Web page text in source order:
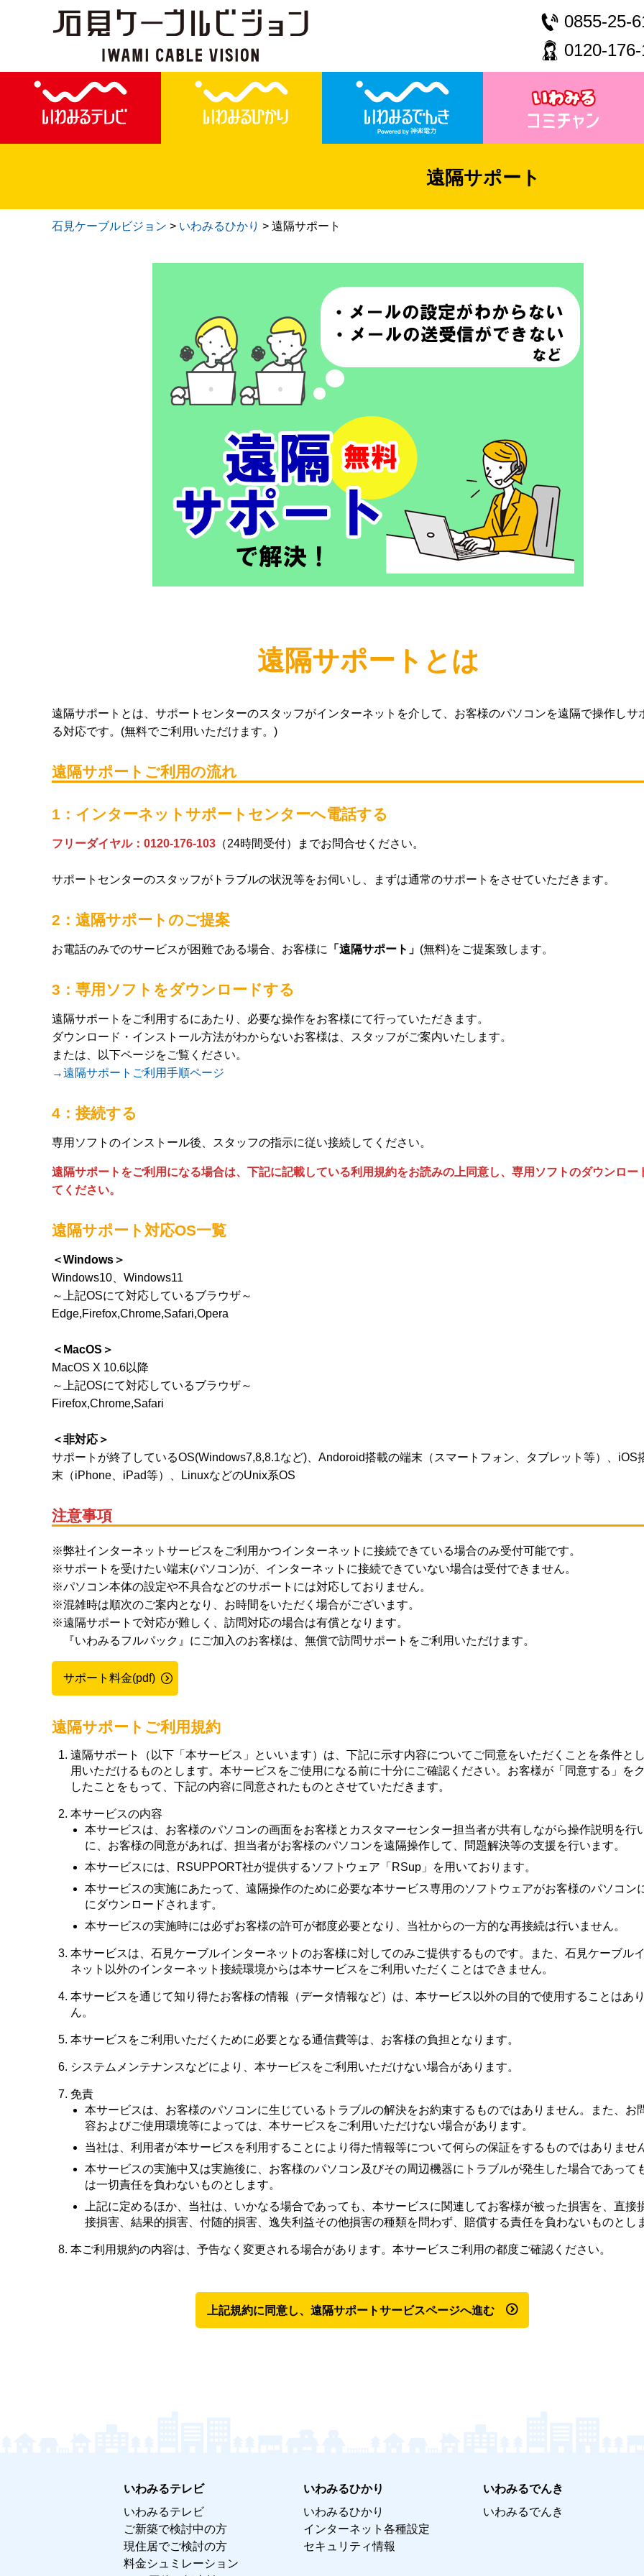
0855-25-
0120-
遠隔サポート
石見ケーブルビジョン > いわみるひかり > 遠隔サポート
遠隔サポートとは
遠隔サポートとは、サポートセンターのスタッフがインターネットを介して、お客様のパソコンを遠隔で操作しサ
る対応です。(無料でご利用いただけます。)
遠隔サポートご利用の流れ
1：インターネットサポートセンターへ電話する
フリーダイヤル：0120-176-103 （24時間受付）までお問合せください。
サポートセンターのスタッフがトラブルの状況等をお伺いし、まずは通常のサポートをさせていただきます。
2：遠隔サポートのご提案
お電話のみでのサービスが困難である場合、お客様に 「遠隔サポート」 (無料)をご提案致します。
3：専用ソフトをダウンロードする
遠隔サポートをご利用するにあたり、必要な操作をお客様にて行っていただきます。
ダウンロード・インストール方法がわからないお客様は、スタッフがご案内いたします。
または、以下ページをご覧ください。
→遠隔サポートご利用手順ページ
4：接続する
専用ソフトのインストール後、スタッフの指示に従い接続してください。
遠隔サポートをご利用になる場合は、下記に記載している利用規約をお読みの上同意し、専用ソフトのダウンロー
てください。
遠隔サポート対応OS一覧
＜Windows＞
Windows10、Windows11
～上記OSにて対応しているブラウザ～
Edge,Firefox,Chrome,Safari,Opera
＜MacOS＞
MacOS X 10.6以降
～上記OSにて対応しているブラウザ～
Firefox,Chrome,Safari
＜非対応＞
サポートが終了しているOS(Windows7,8,8.1など)、Andoroid搭載の端末（スマートフォン、タブレット等）、iOS
末（iPhone、iPad等）、LinuxなどのUnix系OS
注意事項
※弊社インターネットサービスをご利用かつインターネットに接続できている場合のみ受付可能です。
※サポートを受けたい端末(パソコン)が、インターネットに接続できていない場合は受付できません。
※パソコン本体の設定や不具合などのサポートには対応しておりません。
※混雑時は順次のご案内となり、お時間をいただく場合がございます。
※遠隔サポートで対応が難しく、訪問対応の場合は有償となります。
『いわみるフルパック』にご加入のお客様は、無償で訪問サポートをご利用いただけます。
サポート料金(pdf)
遠隔サポートご利用規約
遠隔サポート（以下「本サービス」といいます）は、下記に示す内容についてご同意をいただくことを条件と
用いただけるものとします。本サービスをご使用になる前に十分にご確認ください。お客様が「同意する」を
したことをもって、下記の内容に同意されたものとさせていただきます。
本サービスの内容
本サービスは、お客様のパソコンの画面をお客様とカスタマーセンター担当者が共有しながら操作説明を行
に、お客様の同意があれば、担当者がお客様のパソコンを遠隔操作して、問題解決等の支援を行います。
本サービスには、RSUPPORT社が提供するソフトウェア「RSup」を用いております。
本サービスの実施にあたって、遠隔操作のために必要な本サービス専用のソフトウェアがお客様のパソコン
にダウンロードされます。
本サービスの実施時には必ずお客様の許可が都度必要となり、当社からの一方的な再接続は行いません。
本サービスは、石見ケーブルインターネットのお客様に対してのみご提供するものです。また、石見ケーブル
ネット以外のインターネット接続環境からは本サービスをご利用いただくことはできません。
本サービスを通じて知り得たお客様の情報（データ情報など）は、本サービス以外の目的で使用することはあ
ん。
本サービスをご利用いただくために必要となる通信費等は、お客様の負担となります。
システムメンテナンスなどにより、本サービスをご利用いただけない場合があります。
免責
本サービスは、お客様のパソコンに生じているトラブルの解決をお約束するものではありません。また、お
容およびご使用環境等によっては、本サービスをご利用いただけない場合があります。
当社は、利用者が本サービスを利用することにより得た情報等について何らの保証をするものではありませ
本サービスの実施中又は実施後に、お客様のパソコン及びその周辺機器にトラブルが発生した場合であって
は一切責任を負わないものとします。
上記に定めるほか、当社は、いかなる場合であっても、本サービスに関連してお客様が被った損害を、直接
接損害、結果的損害、付随的損害、逸失利益その他損害の種類を問わず、賠償する責任を負わないものとし
本ご利用規約の内容は、予告なく変更される場合があります。本サービスご利用の都度ご確認ください。
上記規約に同意し、遠隔サポートサービスページへ進む
いわみるテレビ
いわみるテレビ
ご新築で検討中の方
現住居でご検討の方
料金シュミレーション
いわみるひかり
いわみるひかり
インターネット各種設定
セキュリティ情報
いわみるでんき
いわみるでんき